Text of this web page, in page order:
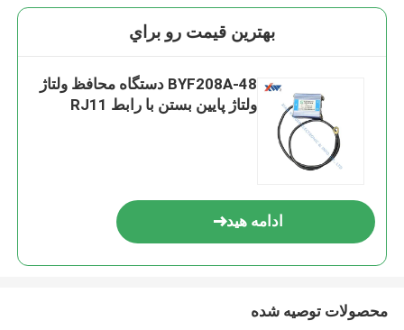
بهترين قيمت رو براي
BYF208A-48 دستگاه محافظ ولتاژ
ولتاژ پایین بستن با رابط RJ11
ادامه هید
محصولات توصیه شده